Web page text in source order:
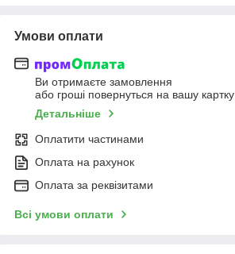
Умови оплати
Ви отримаєте замовлення
або гроші повернуться на вашу картку
Детальніше
Оплатити частинами
Оплата на рахунок
Оплата за реквізитами
Всі умови оплати